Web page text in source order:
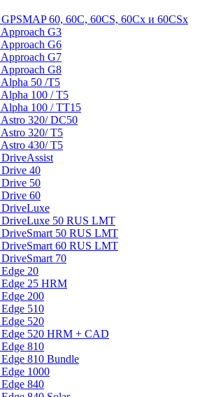
60, 60C, 60CS, 60Cx и 60CSx
G3
G6
G7
G8
50 /T5
100 / T5
100 / TT15
320/ DC50
320/ T5
430/ T5
40
50
60
50 RUS LMT
50 RUS LMT
60 RUS LMT
70
20
25 HRM
200
510
520
520 HRM + CAD
810
810 Bundle
1000
840